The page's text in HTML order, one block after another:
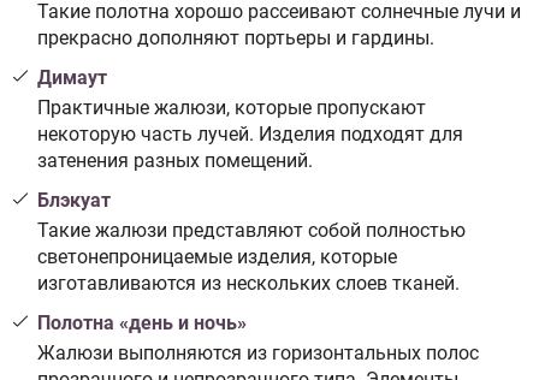
Такие полотна хорошо рассеивают солнечные лучи и
прекрасно дополняют портьеры и гардины.
Димаут
Практичные жалюзи, которые пропускают
некоторую часть лучей. Изделия подходят для
затенения разных помещений.
Блэкуат
Такие жалюзи представляют собой полностью
светонепроницаемые изделия, которые
изготавливаются из нескольких слоев тканей.
Полотна «день и ночь»
Жалюзи выполняются из горизонтальных полос